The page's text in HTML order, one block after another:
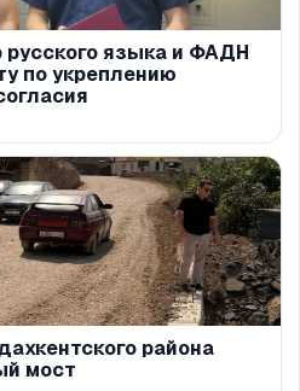
русского языка и ФАДН
по укреплению
района
мост